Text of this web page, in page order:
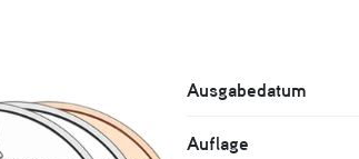
Ausgabedatum
Auflage